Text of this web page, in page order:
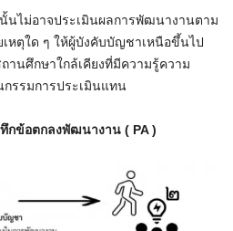
นไม่อาจประเมินผลการพัฒนางานตาม
หตุใด ๆ ให้ผู้บังคับบัญชาเหนือขึ้นไป
านศึกษาใกล้เคียงที่มีความรู้ความ
กรรมการประเมินแทน
กข้อตกลงพัฒนางาน ( PA )